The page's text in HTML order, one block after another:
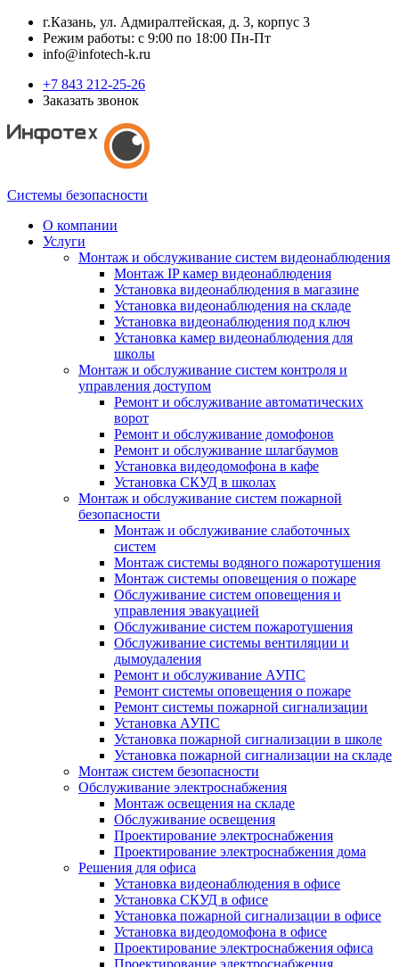
г.Казань, ул. Адмиралтейская, д. 3, корпус 3
Режим работы: с 9:00 по 18:00 Пн-Пт
info@infotech-k.ru
+7 843 212-25-26
Заказать звонок
Системы безопасности
О компании
Услуги
Монтаж и обслуживание систем видеонаблюдения
Монтаж IP камер видеонаблюдения
Установка видеонаблюдения в магазине
Установка видеонаблюдения на складе
Установка видеонаблюдения под ключ
Установка камер видеонаблюдения для
школы
Монтаж и обслуживание систем контроля и
управления доступом
Ремонт и обслуживание автоматических
ворот
Ремонт и обслуживание домофонов
Ремонт и обслуживание шлагбаумов
Установка видеодомофона в кафе
Установка СКУД в школах
Монтаж и обслуживание систем пожарной
безопасности
Монтаж и обслуживание слаботочных
систем
Монтаж системы водяного пожаротушения
Монтаж системы оповещения о пожаре
Обслуживание систем оповещения и
управления эвакуацией
Обслуживание систем пожаротушения
Обслуживание системы вентиляции и
дымоудаления
Ремонт и обслуживание АУПС
Ремонт системы оповещения о пожаре
Ремонт системы пожарной сигнализации
Установка АУПС
Установка пожарной сигнализации в школе
Установка пожарной сигнализации на складе
Монтаж систем безопасности
Обслуживание электроснабжения
Монтаж освещения на складе
Обслуживание освещения
Проектирование электроснабжения
Проектирование электроснабжения дома
Решения для офиса
Установка видеонаблюдения в офисе
Установка СКУД в офисе
Установка пожарной сигнализации в офисе
Установка видеодомофона в офисе
Проектирование электроснабжения офиса
Проектирование электроснабжения